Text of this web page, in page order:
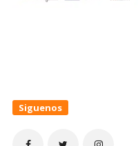
Siguenos